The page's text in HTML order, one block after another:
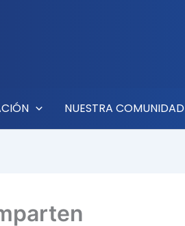
NUESTRA COMUNIDAD